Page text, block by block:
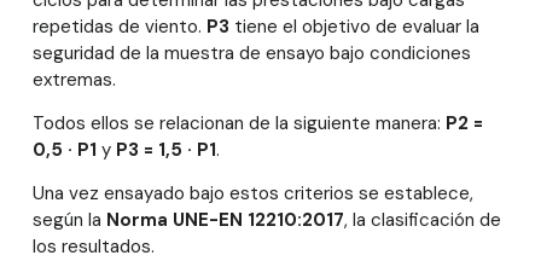
repetidas de viento. P3 tiene el objetivo de evaluar la
seguridad de la muestra de ensayo bajo condiciones
extremas.
Todos ellos se relacionan de la siguiente manera: P2 =
0,5 · P1 y P3 = 1,5 · P1.
Una vez ensayado bajo estos criterios se establece,
según la Norma UNE-EN 12210:2017, la clasificación de
los resultados.